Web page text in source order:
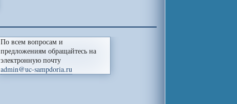
По всем вопросам и
предложениям обращайтесь на
электронную почту
admin@uc-sampdoria.ru